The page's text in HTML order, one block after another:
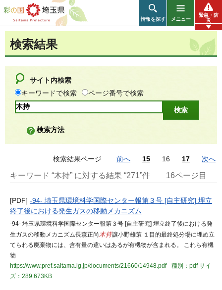
彩の国 埼玉県
情報を探す メニュー
緊急・防
災
検索結果
サイト内検索
キーワードで検索
ページ番号で検索
検索方法
検索結果ページ 前へ 15 16 17 次へ
キーワード “木持” に対する結果 “271”件 16ページ目
[PDF] -94- 埼玉県環境科学国際センター報第３号 [自主研究] 埋立
終了後における発生ガスの移動メカニズム
-94- 埼玉県環境科学国際センター報第３号 [自主研究] 埋立終了後における発
生ガスの移動メカニズム長森正尚木持譲小野雄策 １目的最終処分場に埋め立
てられる廃棄物には、含有量の違いはあるが有機物が含まれる。 これら有機
物
https://www.pref.saitama.lg.jp/documents/21660/14948.pdf
種別：pdfサイ
ズ：289.673KB